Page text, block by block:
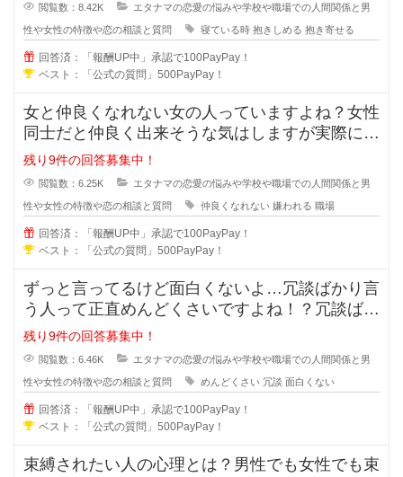
閲覧数：8.42K エタナマの恋愛の悩みや学校や職場での人間関係と男
性や女性の特徴や恋の相談と質問 寝ている時 抱きしめる 抱き寄せる
回答済：「報酬UP中」承認で100PayPay！
ベスト：「公式の質問」500PayPay！
女と仲良くなれない女の人っていますよね？女性
同士だと仲良く出来そうな気はしますが実際には
仲良くなれない場合も多々あります
残り9件の回答募集中！
閲覧数：6.25K エタナマの恋愛の悩みや学校や職場での人間関係と男
性や女性の特徴や恋の相談と質問 仲良くなれない 嫌われる 職場
回答済：「報酬UP中」承認で100PayPay！
ベスト：「公式の質問」500PayPay！
ずっと言ってるけど面白くないよ…冗談ばかり言
う人って正直めんどくさいですよね！？冗談ばか
りでめんどくさい人に対しての対処
残り9件の回答募集中！
閲覧数：6.46K エタナマの恋愛の悩みや学校や職場での人間関係と男
性や女性の特徴や恋の相談と質問 めんどくさい 冗談 面白くない
回答済：「報酬UP中」承認で100PayPay！
ベスト：「公式の質問」500PayPay！
束縛されたい人の心理とは？男性でも女性でも束